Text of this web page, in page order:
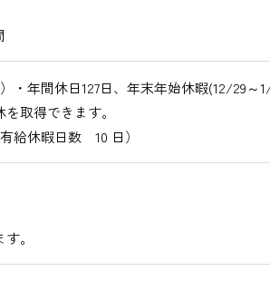
・年間休日127日、年末年始休暇(12/29～
取得できます。
給休暇日数 10 日）
。